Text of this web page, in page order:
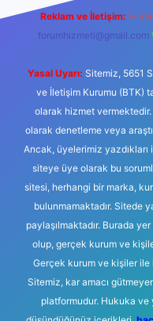
Reklam ve İletişim: E-
forumhizmeti@gmail.com
Yasal Uyarı: Sitemiz, 5651
ve İletişim Kurumu (BTK)
olarak hizmet
olarak denetleme veya
Ancak, üyelerimiz
siteye üye olarak bu
sitesi, herhangi bir marka,
bulunmamaktadır. Sitede
paylaşılmaktadır. Burada
olup, gerçek kurum ve
Gerçek kurum ve kişiler
Sitemiz, kar amacı
platformudur. Hukuka ve